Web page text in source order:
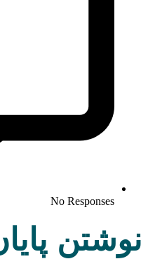
No Responses
نوشتن